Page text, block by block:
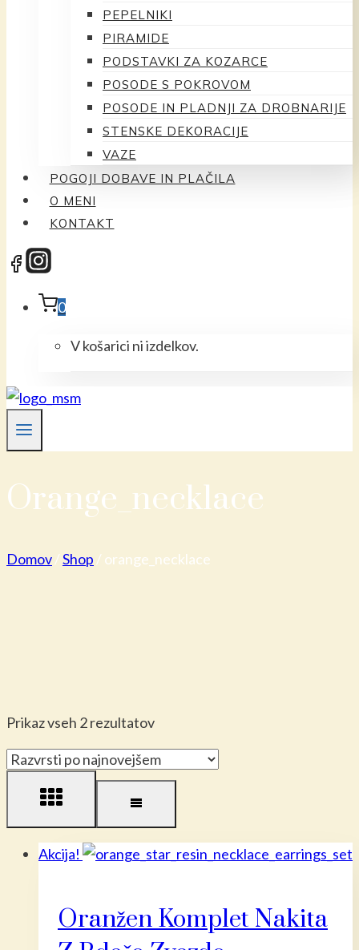
PEPELNIKI
PIRAMIDE
PODSTAVKI ZA KOZARCE
POSODE S POKROVOM
POSODE IN PLADNJI ZA DROBNARIJE
STENSKE DEKORACIJE
VAZE
POGOJI DOBAVE IN PLAČILA
O MENI
KONTAKT
0
V košarici ni izdelkov.
Orange_necklace
Domov/Shop / orange_necklace
Prikaz vseh 2 rezultatovRazvrščeno
datumu
Akcija!
Oranžen Komplet Nakita